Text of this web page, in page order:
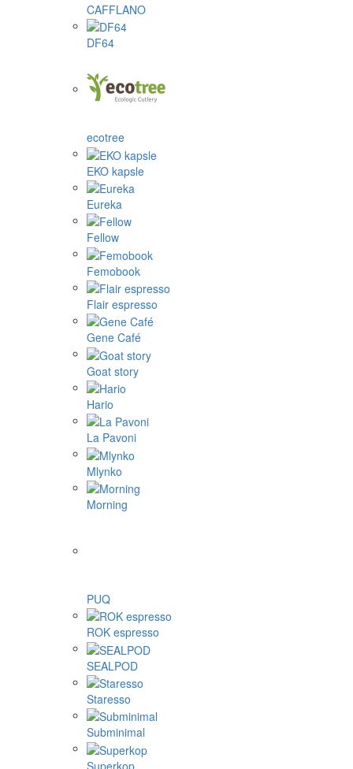
CAFFLANO
DF64
ecotree
EKO kapsle
Eureka
Fellow
Femobook
Flair espresso
Gene Café
Goat story
Hario
La Pavoni
Mlynko
Morning
PUQ
ROK espresso
SEALPOD
Staresso
Subminimal
Superkop